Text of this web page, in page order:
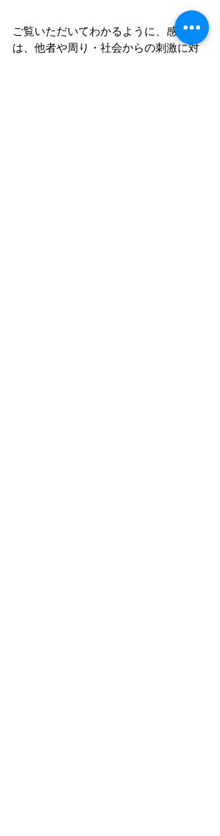
ご覧いただいてわかるように、感情
は、他者や周り・社会からの刺激に対